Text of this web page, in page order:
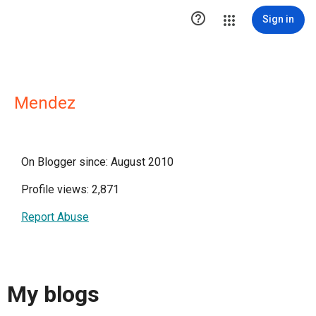
 Sign in
Mendez
On Blogger since: August 2010
Profile views: 2,871
Report Abuse
My blogs